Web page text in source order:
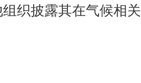
织披露其在气候相